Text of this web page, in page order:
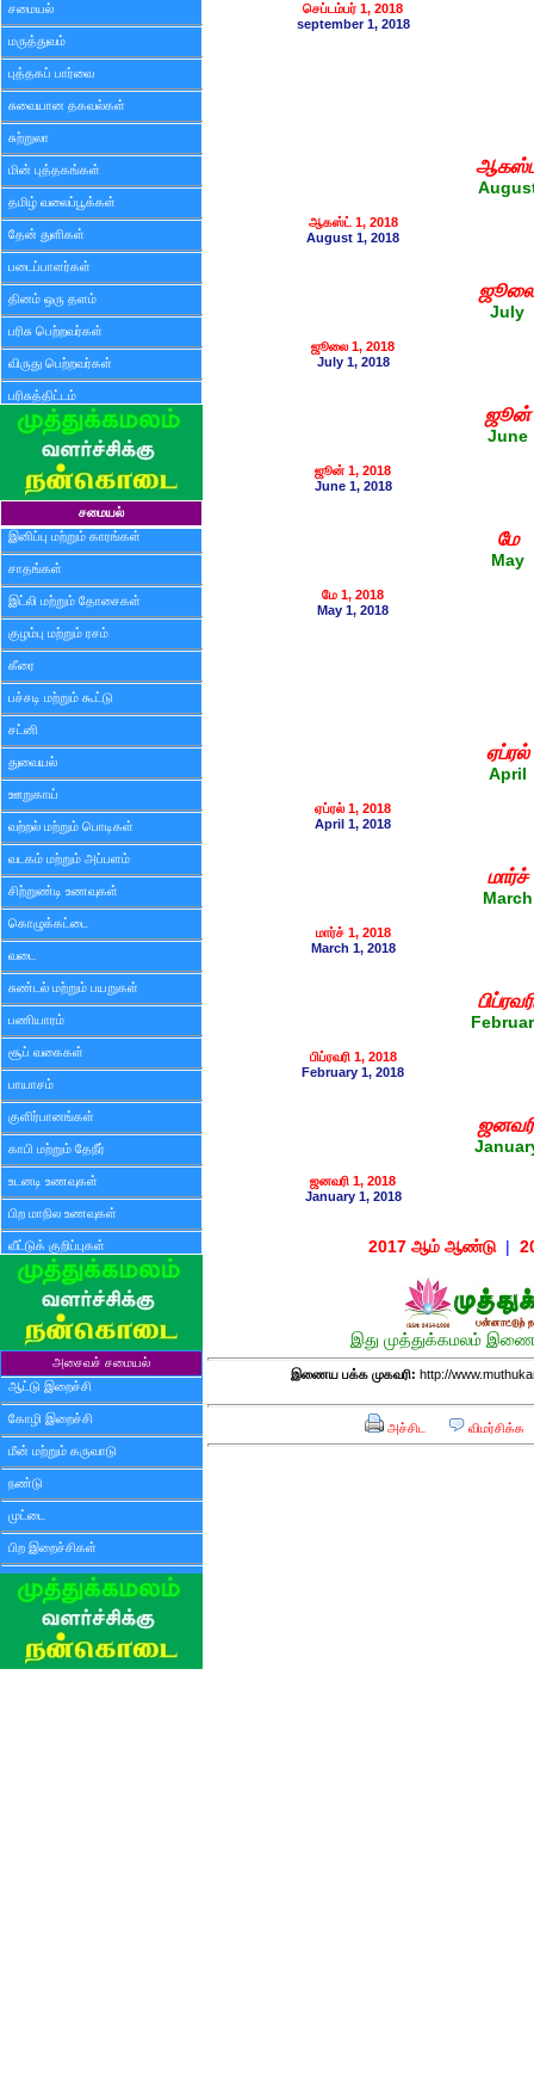
சமையல்
மருத்துவம்
புத்தகப் பார்வை
சுவையான தகவல்கள்
சுற்றுலா
மின் புத்தகங்கள்
தமிழ் வலைப்பூக்கள்
தேன் துளிகள்
படைப்பாளர்கள்
தினம் ஒரு தளம்
பரிசு பெற்றவர்கள்
விருது பெற்றவர்கள்
பரிசுத்திட்டம்
சமையல்
இனிப்பு மற்றும் காரங்கள்
சாதங்கள்
இட்லி மற்றும் தோசைகள்
குழம்பு மற்றும் ரசம்
கீரை
பச்சடி மற்றும் கூட்டு
சட்னி
துவையல்
ஊறுகாய்
வற்றல் மற்றும் பொடிகள்
வடகம் மற்றும் அப்பளம்
சிற்றுண்டி உணவுகள்
கொழுக்கட்டை
வடை
சுண்டல் மற்றும் பயறுகள்
பணியாரம்
சூப் வகைகள்
பாயாசம்
குளிர்பானங்கள்
காபி மற்றும் தேநீர்
உடனடி உணவுகள்
பிற மாநில உணவுகள்
வீட்டுக் குறிப்புகள்
அசைவச் சமையல்
ஆட்டு இறைச்சி
கோழி இறைச்சி
மீன் மற்றும் கருவாடு
நண்டு
முட்டை
பிற இறைச்சிகள்
செப்டம்பர் 1, 2018
september 1, 2018
ஆகஸ்ட் 1, 2018
August 1, 2018
July
ஜூலை 1, 2018
July 1, 2018
ஜூன்
June
ஜூன் 1, 2018
June 1, 2018
மே
May
மே 1, 2018
May 1, 2018
ஏப்ரல்
April
ஏப்ரல் 1, 2018
April 1, 2018
மார்ச்
March
மார்ச் 1, 2018
March 1, 2018
பிப்ரவரி 1, 2018
February 1, 2018
ஜனவரி 1, 2018
January 1, 2018
2017 ஆம் ஆண்டு|
இது முத்துக்கமலம்
இணைய பக்க முகவரி: http://
அச்சிட விமர்சிக்க